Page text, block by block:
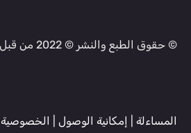
© حقوق الطبع والنشر © 2022 من قبل SEOCHC
المساءلة إمكانية الوصول الخصوصية